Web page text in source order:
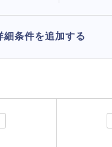
細条件を追加する